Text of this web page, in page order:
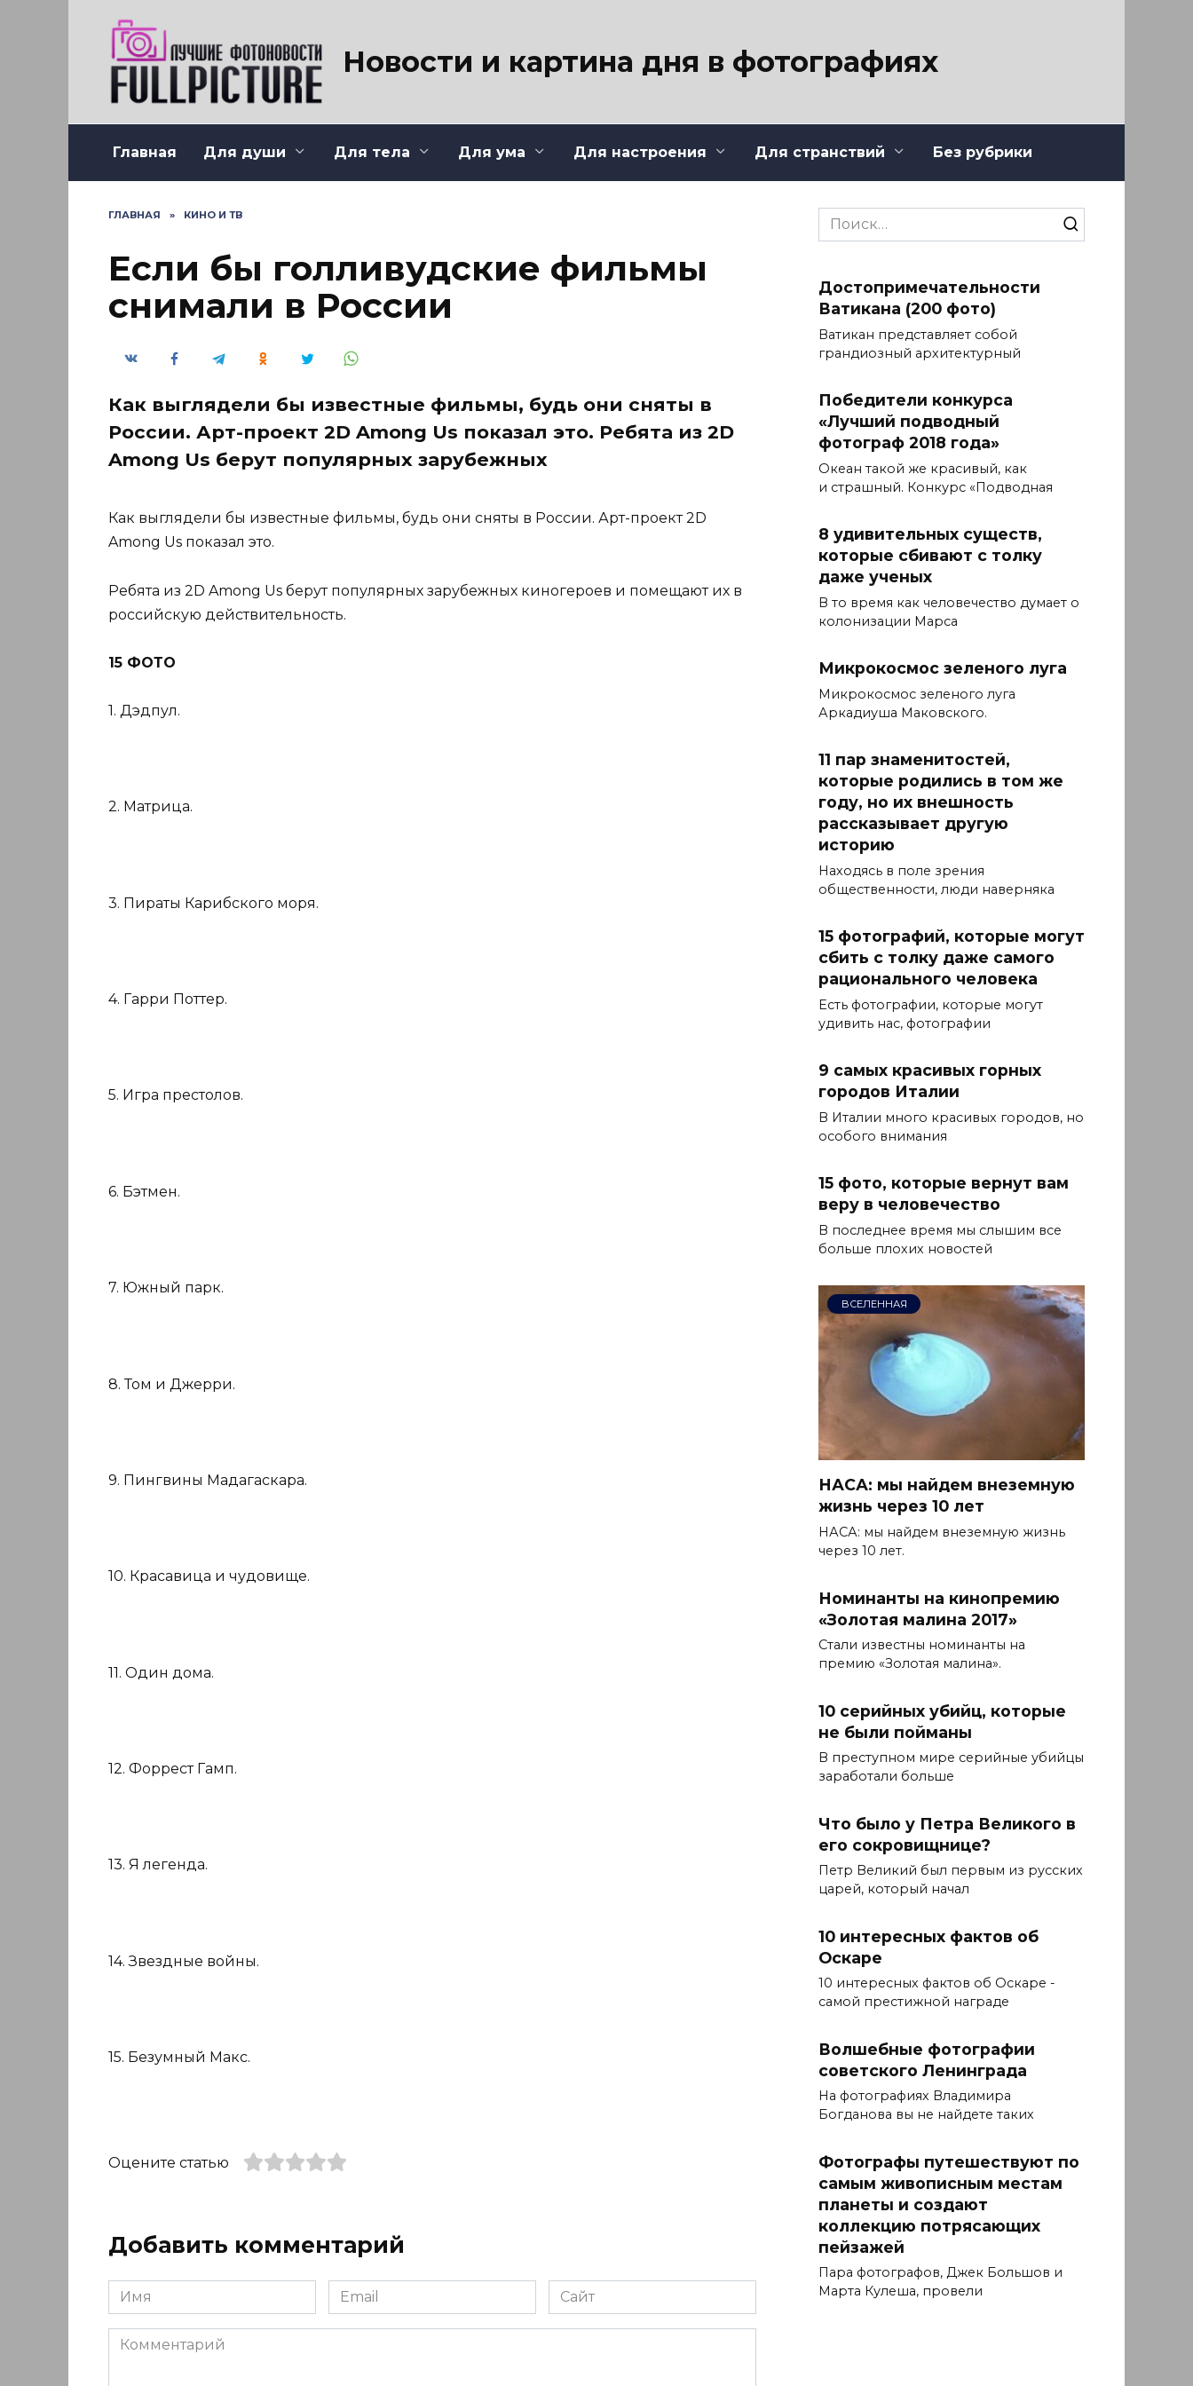
Новости и картина дня в фотографиях
Главная Для души Для тела Для ума Для настроения Для странствий Без рубрики
ГЛАВНАЯ » КИНО И ТВ
Если бы голливудские фильмы
снимали в России
Как выглядели бы известные фильмы, будь они сняты в
России. Арт-проект 2D Among Us показал это. Ребята из 2D
Among Us берут популярных зарубежных
Как выглядели бы известные фильмы, будь они сняты в России. Арт-проект 2D
Among Us показал это.
Ребята из 2D Among Us берут популярных зарубежных киногероев и помещают их в
российскую действительность.
15 ФОТО
1. Дэдпул.
2. Матрица.
3. Пираты Карибского моря.
4. Гарри Поттер.
5. Игра престолов.
6. Бэтмен.
7. Южный парк.
8. Том и Джерри.
9. Пингвины Мадагаскара.
10. Красавица и чудовище.
11. Один дома.
12. Форрест Гамп.
13. Я легенда.
14. Звездные войны.
15. Безумный Макс.
Оцените статью
Добавить комментарий
Имя
*
Email
*
Сайт
Комментарий
Search
for:
Достопримечательности
Ватикана (200 фото)
Ватикан представляет собой
грандиозный архитектурный
Победители конкурса
«Лучший подводный
фотограф 2018 года»
Океан такой же красивый, как
и страшный. Конкурс «Подводная
8 удивительных существ,
которые сбивают с толку
даже ученых
В то время как человечество думает о
колонизации Марса
Микрокосмос зеленого луга
Микрокосмос зеленого луга
Аркадиуша Маковского.
11 пар знаменитостей,
которые родились в том же
году, но их внешность
рассказывает другую
историю
Находясь в поле зрения
общественности, люди наверняка
15 фотографий, которые могут
сбить с толку даже самого
рационального человека
Есть фотографии, которые могут
удивить нас, фотографии
9 самых красивых горных
городов Италии
В Италии много красивых городов, но
особого внимания
15 фото, которые вернут вам
веру в человечество
В последнее время мы слышим все
больше плохих новостей
ВСЕЛЕННАЯ
НАСА: мы найдем внеземную
жизнь через 10 лет
НАСА: мы найдем внеземную жизнь
через 10 лет.
Номинанты на кинопремию
«Золотая малина 2017»
Стали известны номинанты на
премию «Золотая малина».
10 серийных убийц, которые
не были пойманы
В преступном мире серийные убийцы
заработали больше
Что было у Петра Великого в
его сокровищнице?
Петр Великий был первым из русских
царей, который начал
10 интересных фактов об
Оскаре
10 интересных фактов об Оскаре -
самой престижной награде
Волшебные фотографии
советского Ленинграда
На фотографиях Владимира
Богданова вы не найдете таких
Фотографы путешествуют по
самым живописным местам
планеты и создают
коллекцию потрясающих
пейзажей
Пара фотографов, Джек Большов и
Марта Кулеша, провели